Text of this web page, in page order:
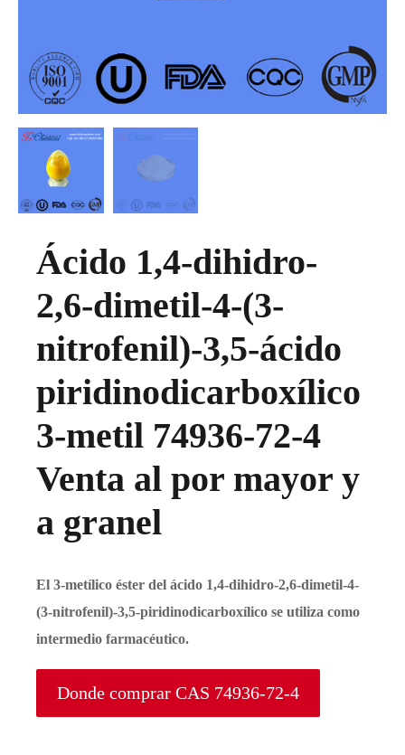
Ácido 1,4-dihidro-
2,6-dimetil-4-(3-
nitrofenil)-3,5-ácido
piridinodicarboxílico
3-metil 74936-72-4
Venta al por mayor y
a granel
El 3-metílico éster del ácido 1,4-dihidro-2,6-dimetil-4-
(3-nitrofenil)-3,5-piridinodicarboxílico se utiliza como
intermedio farmacéutico.
Donde comprar CAS 74936-72-4